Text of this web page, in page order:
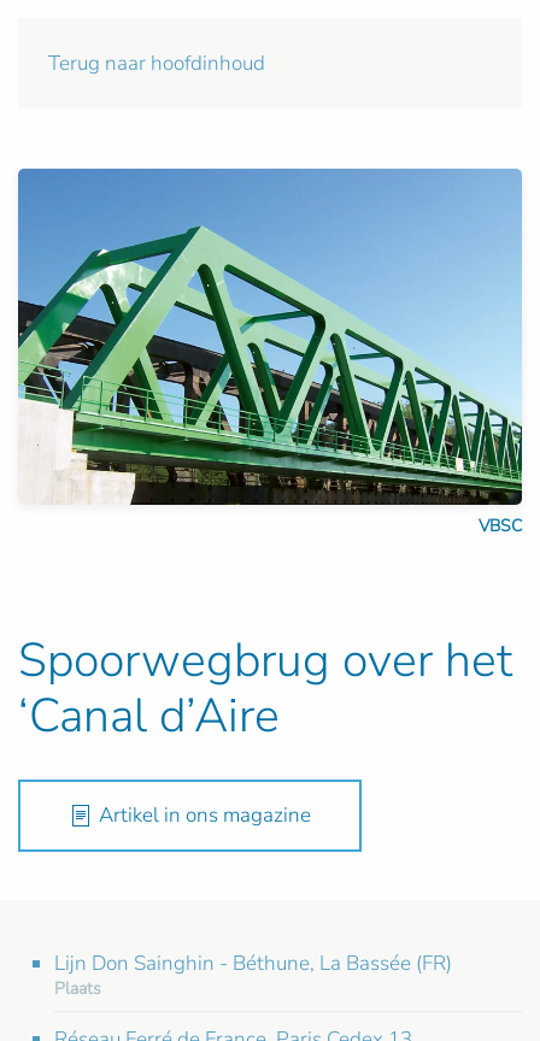
Terug naar hoofdinhoud
VBSC
Spoorwegbrug over het
‘Canal d’Aire
Artikel in ons magazine
Lijn Don Sainghin - Béthune, La Bassée (FR)
Plaats